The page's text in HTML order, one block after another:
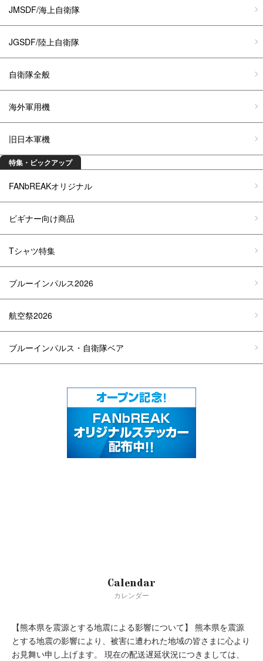
JMSDF/海上自衛隊
JGSDF/陸上自衛隊
自衛隊全般
海外軍用機
旧日本軍機
特集・ピックアップ
FANbREAKオリジナル
ビギナー向け商品
Tシャツ特集
ブルーインパルス2026
航空祭2026
ブルーインパルス・自衛隊ベア
Calendar
カレンダー
true
【熊本県を震源とする地震による影響について】 熊本県を震源
とする地震の影響により、被害に遭われた地域の皆さまに心より
お見舞い申し上げます。
現在の配送遅延状況につきましては、